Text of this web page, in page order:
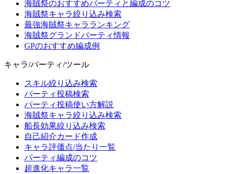
海賊祭のおすすめパーティと編成のコツ
海賊祭キャラ絞り込み検索
最強海賊祭キャラランキング
海賊祭グランドパーティ情報
GPのおすすめ編成例
キャラ/パーティ/ツール
スキル絞り込み検索
パーティ投稿検索
パーティ投稿使い方解説
海賊祭キャラ絞り込み検索
船長効果絞り込み検索
自己紹介カード作成
キャラ評価点/当たり一覧
パーティ編成のコツ
超進化キャラ一覧